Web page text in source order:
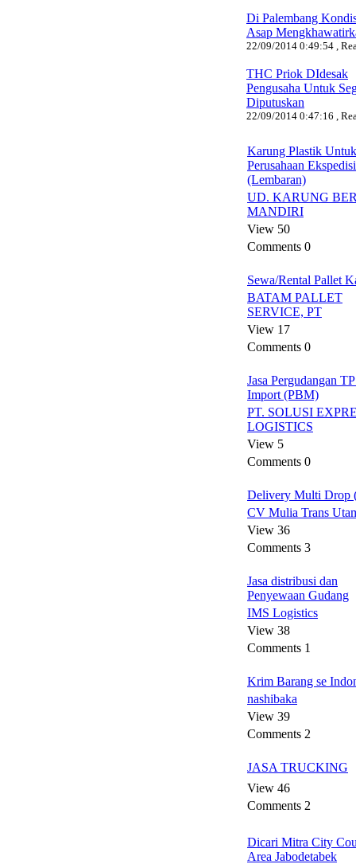
Di Palembang
Asap
22/09/2014 0:49:54 ,
THC Priok DIdesak
Pengusaha Untuk
Diputuskan
22/09/2014 0:47:16 ,
Karung Plastik Untuk
Perusahaan Ekspedisi
(Lembaran)
UD. KARUNG
MANDIRI
View 50
Comments 0
Sewa/Rental Pallet
BATAM PALLET
SERVICE, PT
View 17
Comments 0
Jasa Pergudangan
Import (PBM)
PT. SOLUSI
LOGISTICS
View 5
Comments 0
Delivery Multi Drop
CV Mulia Trans
View 36
Comments 3
Jasa distribusi dan
Penyewaan Gudang
IMS Logistics
View 38
Comments 1
Krim Barang se
nashibaka
View 39
Comments 2
JASA TRUCKING
View 46
Comments 2
Dicari Mitra City
Area Jabodetabek